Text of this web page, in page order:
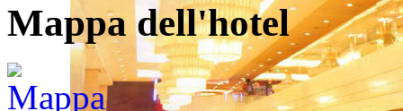
Mappa dell'hotel